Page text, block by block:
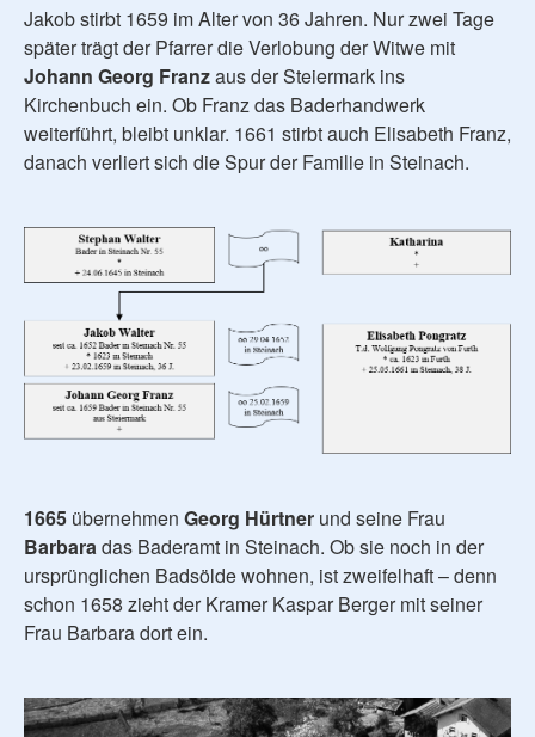
Jakob stirbt 1659 im Alter von 36 Jahren. Nur zwei Tage
später trägt der Pfarrer die Verlobung der Witwe mit
Johann Georg Franzaus der Steiermark ins
Kirchenbuch ein. Ob Franz das Baderhandwerk
weiterführt, bleibt unklar. 1661 stirbt auch Elisabeth Franz,
danach verliert sich die Spur der Familie in Steinach.
1665 übernehmen Georg Hürtner und seine Frau
Barbaradas Baderamt in Steinach. Ob sie noch in der
ursprünglichen Badsölde wohnen, ist zweifelhaft – denn
schon 1658 zieht der Kramer Kaspar Berger mit seiner
Frau Barbara dort ein.